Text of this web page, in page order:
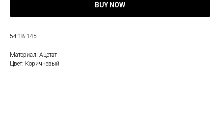
BUY NOW
54-18-145
Материал: Ацетат
Цвет: Коричневый